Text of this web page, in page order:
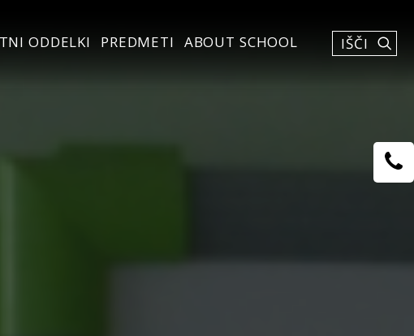
ODDELKI PREDMETI ABOUT SCHOOL